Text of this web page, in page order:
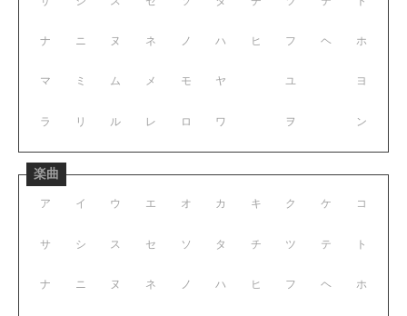
ナ ニ ヌ ネ ノ
マ ミ ム メ モ
ラ リ ル レ ロ
ハ ヒ フ ヘ ホ
ヤ ユ ヨ
ワ ヲ ン
楽曲
ア イ ウ エ オ
サ シ ス セ ソ
ナ ニ ヌ ネ ノ
カ キ ク ケ コ
タ チ ツ テ ト
ハ ヒ フ ヘ ホ